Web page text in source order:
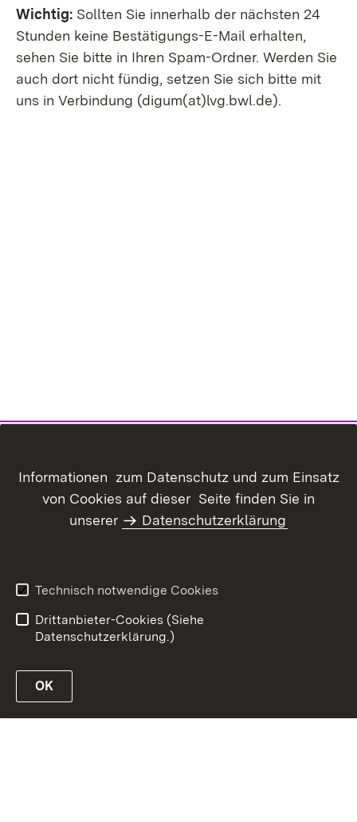
Wichtig: Sollten Sie innerhalb der nächsten 24
Stunden keine Bestätigungs-E-Mail erhalten,
sehen Sie bitte in Ihren Spam-Ordner. Werden Sie
auch dort nicht fündig, setzen Sie sich bitte mit
uns in Verbindung (digum(at)lvg.bwl.de).
Benutzungshinweise
Informationen zum Datenschutz und zum Einsatz
von Cookies auf dieser Seite finden Sie in
unserer
Datenschutzerklärung
Technisch notwendige Cookies
Drittanbieter-Cookies (Siehe
Datenschutzerklärung.)
OK